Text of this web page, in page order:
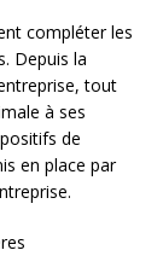
compléter les
Depuis la
tout
à ses
de
en place par